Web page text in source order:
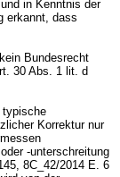
in Kenntnis der
erkannt, dass
Bundesrecht
30 Abs. 1 lit. d
typische
Korrektur nur
-unterschreitung
8C_42/2014 E. 6